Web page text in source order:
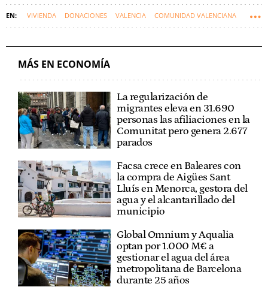
VIVIENDA DONACIONES VALENCIA COMUNIDAD VALENCIANA
MÁS EN ECONOMÍA
La regularización de
migrantes eleva en 31.690
personas las afiliaciones en la
Comunitat pero genera 2.677
parados
Facsa crece en Baleares con
la compra de Aigües Sant
Lluís en Menorca, gestora del
agua y el alcantarillado del
municipio
Global Omnium y Aqualia
optan por 1.000 M€ a
gestionar el agua del área
metropolitana de Barcelona
durante 25 años